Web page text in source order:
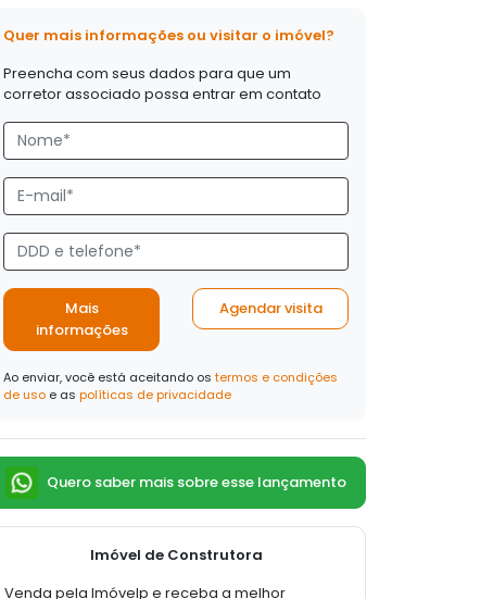
Quer mais informações ou visitar o imóvel?
Preencha com seus dados para que um
corretor associado possa entrar em contato
Mais
informações
Agendar visita
Ao enviar, você está aceitando os termos e condições
de uso e as políticas de privacidade
Quero saber mais sobre esse lançamento
Imóvel de Construtora
Venda pela Imóvelp e receba a melhor